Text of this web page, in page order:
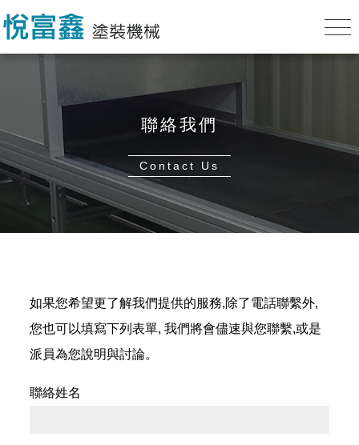
聯絡我們
Contact Us
如果您希望更了解我們提供的服務,除了電話聯繫外,
您也可以填寫下列表單, 我們將會儘速與您聯繫,或是
派員為您說明與討論。
聯絡姓名